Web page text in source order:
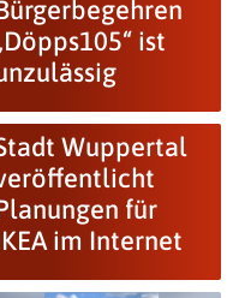
ist
Wuppertal
für
im Internet